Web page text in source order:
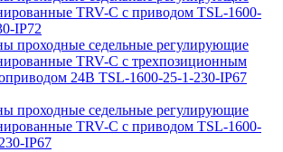
TRV-С с приводом TSL-1600-
IP72
проходные седельные регулирующие
TRV-С с трехпозиционным
24В TSL-1600-25-1-230-IP67
проходные седельные регулирующие
TRV-С с приводом TSL-1600-
IP67